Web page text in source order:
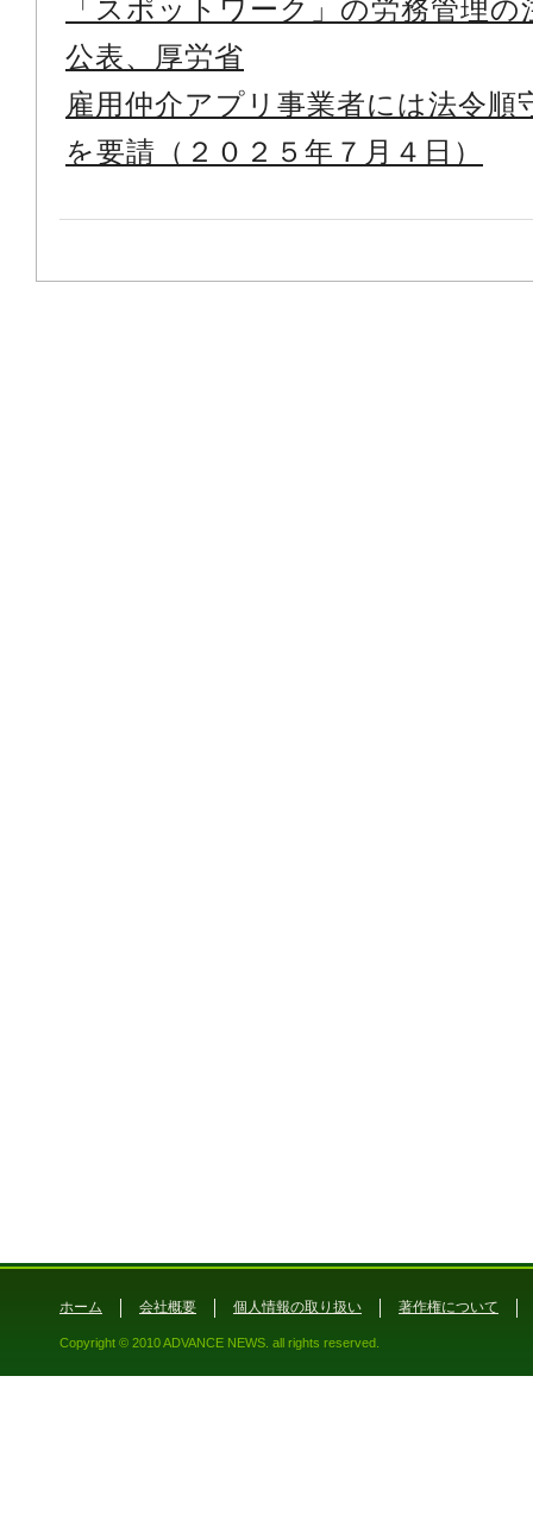
「スポットワーク」の労務管理
公表、厚労省
雇用仲介アプリ事業者には法令順
を要請（２０２５年７月４日）
ホーム 会社概要 個人情報の取り扱い 著作権について
Copyright © 2010 ADVANCE NEWS. all rights reserved.